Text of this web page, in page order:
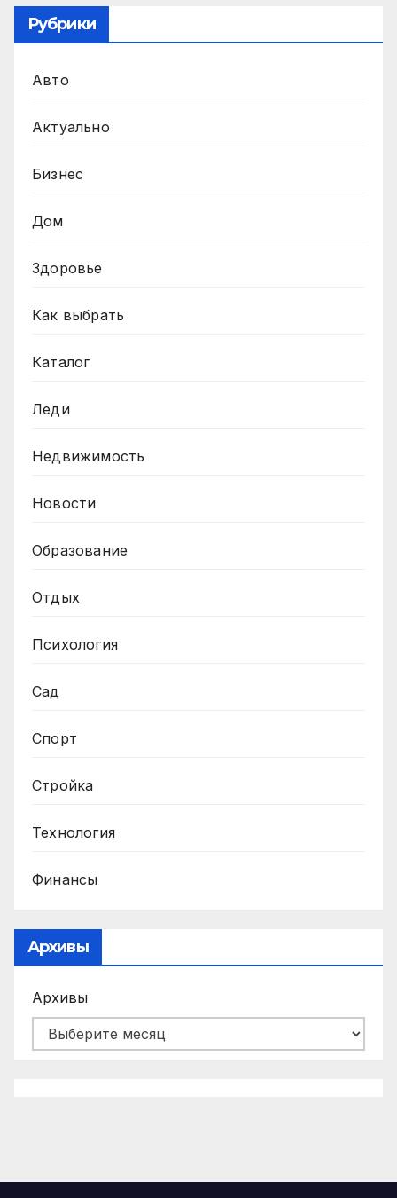
Рубрики
Авто
Актуально
Бизнес
Дом
Здоровье
Как выбрать
Каталог
Леди
Недвижимость
Новости
Образование
Отдых
Психология
Сад
Спорт
Стройка
Технология
Финансы
Архивы
Архивы